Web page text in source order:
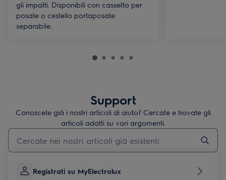
gli impatti. Disponibili con cassetto per
posate o cestello portaposate
separabile.
Support
Conoscete già i nostri articoli di aiuto? Cercate e trovate gli
articoli adatti su vari argomenti.
Inserisci il termine di ricerca per gli articoli di assistenza
Registrati su MyElectrolux